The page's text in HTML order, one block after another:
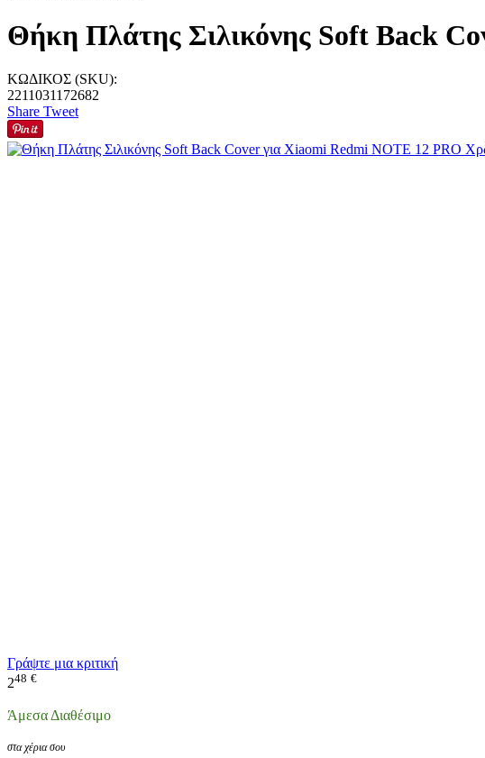
Θήκη Πλάτης Σιλικόνης Soft Back
ΚΩΔΙΚΟΣ (SKU):
2211031172682
Share Tweet
Γράψτε μια κριτική
248 €
Άμεσα Διαθέσιμο
στα χέρια σου